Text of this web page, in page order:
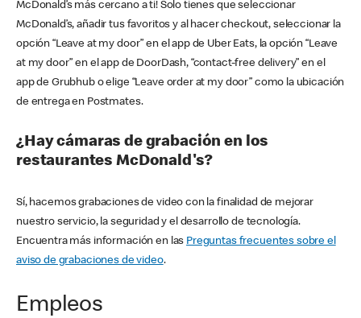
McDonald’s más cercano a ti! Solo tienes que seleccionar
McDonald’s, añadir tus favoritos y al hacer checkout, seleccionar la
opción “Leave at my door” en el app de Uber Eats, la opción “Leave
at my door” en el app de DoorDash, “contact-free delivery” en el
app de Grubhub o elige “Leave order at my door” como la ubicación
de entrega en Postmates.
¿Hay cámaras de grabación en los
restaurantes McDonald's?
Sí, hacemos grabaciones de video con la finalidad de mejorar
nuestro servicio, la seguridad y el desarrollo de tecnología.
Encuentra más información en las Preguntas frecuentes sobre el
aviso de grabaciones de video.
Empleos